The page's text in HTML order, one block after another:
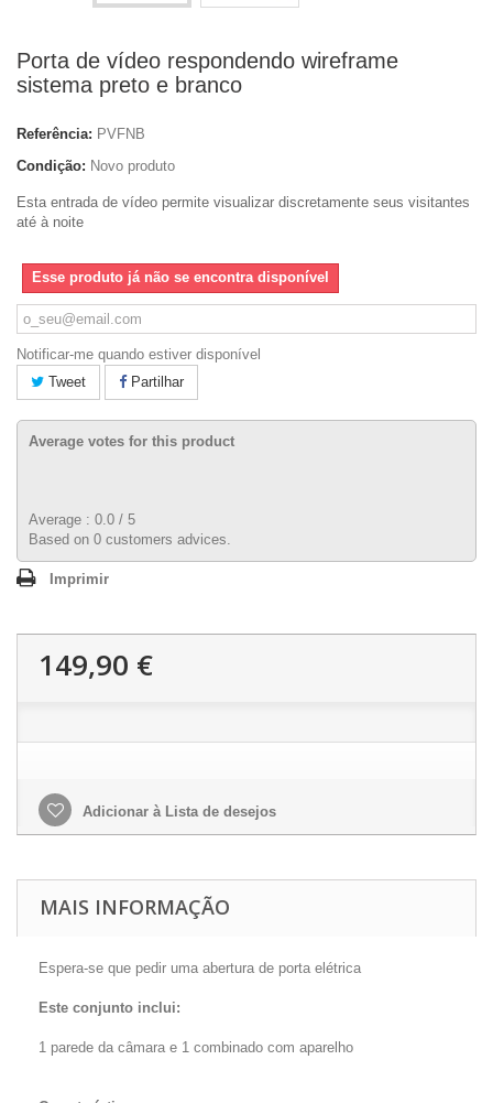
Porta de vídeo respondendo wireframe
sistema preto e branco
Referência: PVFNB
Condição: Novo produto
Esta entrada de vídeo permite visualizar discretamente seus visitantes
até à noite
Esse produto já não se encontra disponível
Notificar-me quando estiver disponível
Tweet
Partilhar
Average votes for this product
Average : 0.0 / 5
Based on 0 customers advices.
Imprimir
149,90 €
Adicionar à Lista de desejos
MAIS INFORMAÇÃO
Espera-se que pedir uma abertura de porta elétrica
Este conjunto inclui:
1 parede da câmara e 1 combinado com aparelho